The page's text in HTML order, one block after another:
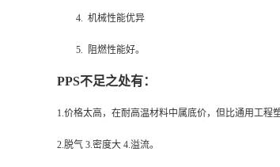
4. 机械性能优异
5. 阻燃性能好。
PPS不足之处有：
1.价格太高，在耐高温材料中属底价，但比通用工程
2.脱气 3.密度大 4.溢流。